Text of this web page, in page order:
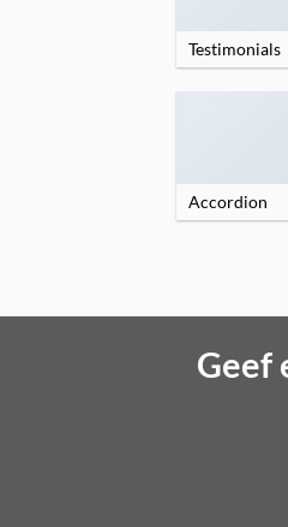
Testimonials
Accordion
Geef